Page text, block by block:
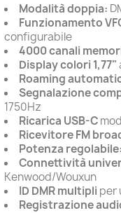
Modalità doppia:
Funzionamento
configurabile
4000 canali
Display colori 1,77"
Roaming
Segnalazione
1750Hz
Ricarica USB-C
Ricevitore FM
Potenza regolabile:
Connettività
Kenwood/Wouxun
ID DMR multipli per
Registrazione